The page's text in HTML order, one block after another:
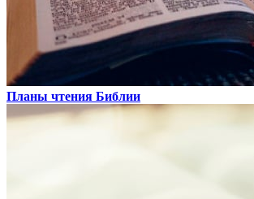
Планы чтения Библии